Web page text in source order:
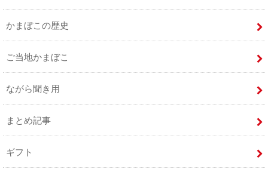
かまぼこの歴史
ご当地かまぼこ
ながら聞き用
まとめ記事
ギフト